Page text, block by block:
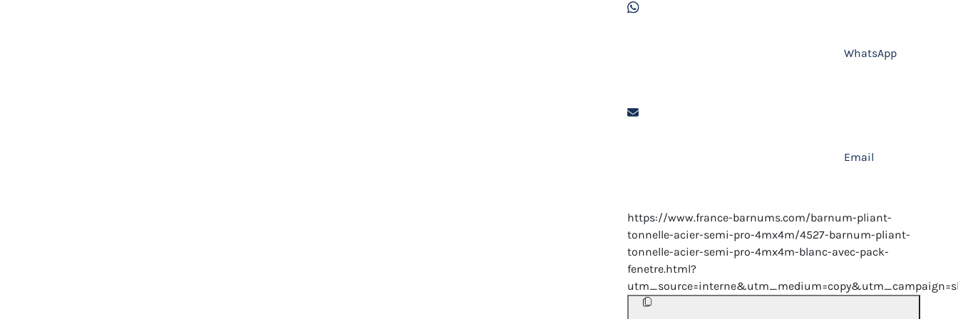
WhatsApp
Email
https://www.france-barnums.com/barnum-pliant-
tonnelle-acier-semi-pro-4mx4m/4527-barnum-pliant-
tonnelle-acier-semi-pro-4mx4m-blanc-avec-pack-
fenetre.html?